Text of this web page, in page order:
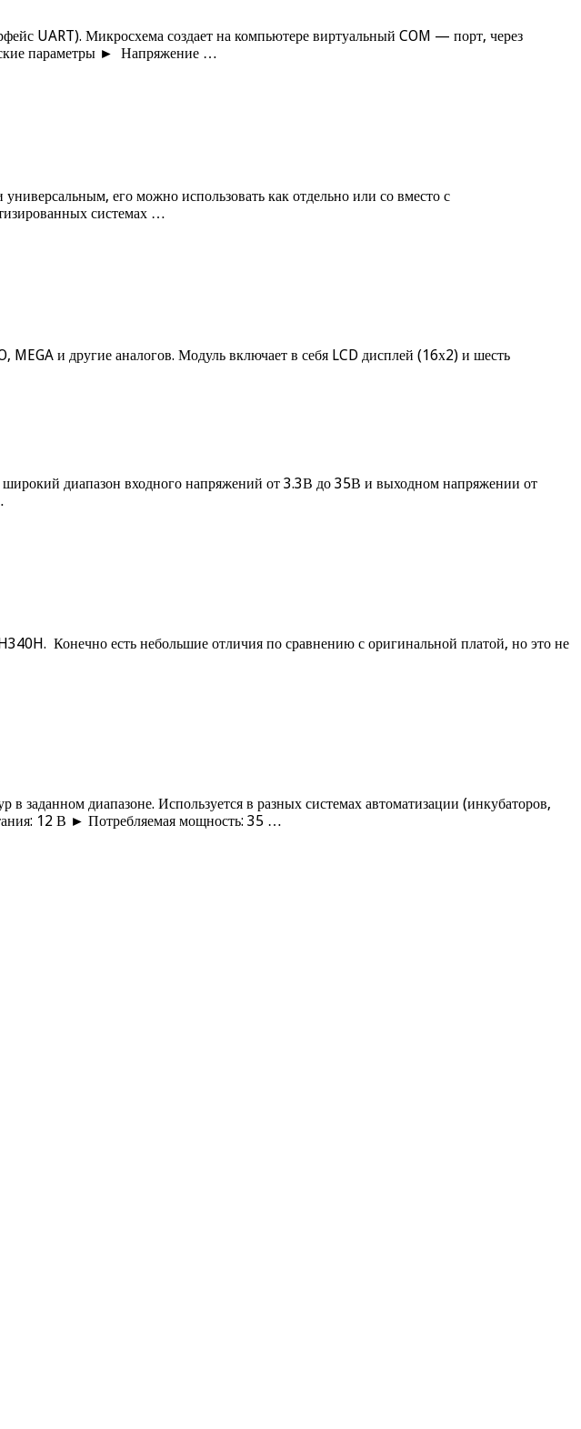
UART). Микросхема создает на компьютере виртуальный COM — порт, через
параметры ► Напряжение …
его можно использовать как отдельно или со вместо с
системах …
и другие аналогов. Модуль включает в себя LCD дисплей (16х2) и шесть
диапазон входного напряжений от 3.3В до 35В и выходном напряжении от
Конечно есть небольшие отличия по сравнению с оригинальной платой, но это не
диапазоне. Используется в разных системах автоматизации (инкубаторов,
12 В ► Потребляемая мощность: 35 …